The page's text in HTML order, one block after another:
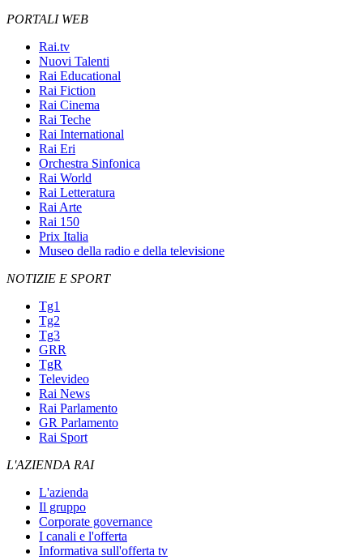
PORTALI WEB
Rai.tv
Nuovi Talenti
Rai Educational
Rai Fiction
Rai Cinema
Rai Teche
Rai International
Rai Eri
Orchestra Sinfonica
Rai World
Rai Letteratura
Rai Arte
Rai 150
Prix Italia
Museo della radio e della televisione
NOTIZIE E SPORT
Tg1
Tg2
Tg3
GRR
TgR
Televideo
Rai News
Rai Parlamento
GR Parlamento
Rai Sport
L'AZIENDA RAI
L'azienda
Il gruppo
Corporate governance
I canali e l'offerta
Informativa sull'offerta tv